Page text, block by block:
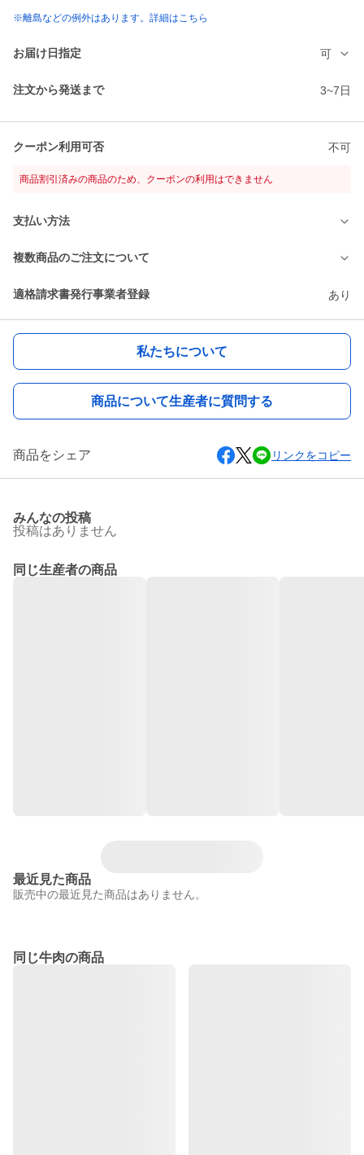
※離島などの例外はあります。詳細はこちら
お届け日指定 可
注文から発送まで 3~7日
クーポン利用可否 不可
商品割引済みの商品のため、クーポンの利用はできません
支払い方法
複数商品のご注文について
適格請求書発行事業者登録 あり
私たちについて
商品について生産者に質問する
商品をシェア リンクをコピー
みんなの投稿
投稿はありません
同じ生産者の商品
最近見た商品
販売中の最近見た商品はありません。
同じ牛肉の商品